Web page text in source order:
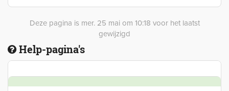
Deze pagina is mer. 25 mai om 10:18 voor het laatst
gewijzigd
Help-pagina's